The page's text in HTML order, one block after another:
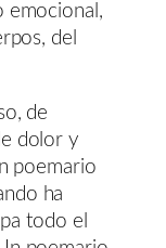
emocional,
del
de
dolor y
poemario
ha
todo el